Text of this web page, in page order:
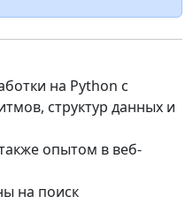
на Python с
структур данных и
опытом в веб-
на поиск